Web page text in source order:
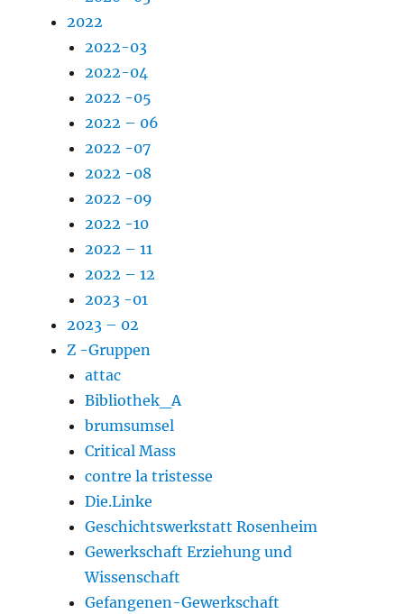
2022
2022-03
2022-04
2022 -05
2022 – 06
2022 -07
2022 -08
2022 -09
2022 -10
2022 – 11
2022 – 12
2023 -01
2023 – 02
Z -Gruppen
attac
Bibliothek_A
brumsumsel
Critical Mass
contre la tristesse
Die.Linke
Geschichtswerkstatt Rosenheim
Gewerkschaft Erziehung und
Wissenschaft
Gefangenen-Gewerkschaft